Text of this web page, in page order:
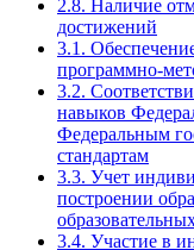
2.8. Наличие
достижений
3.1.
программно-
3.2.
навыков
Федеральным
стандартам
3.3. Учет
построении
3.4. Участие в